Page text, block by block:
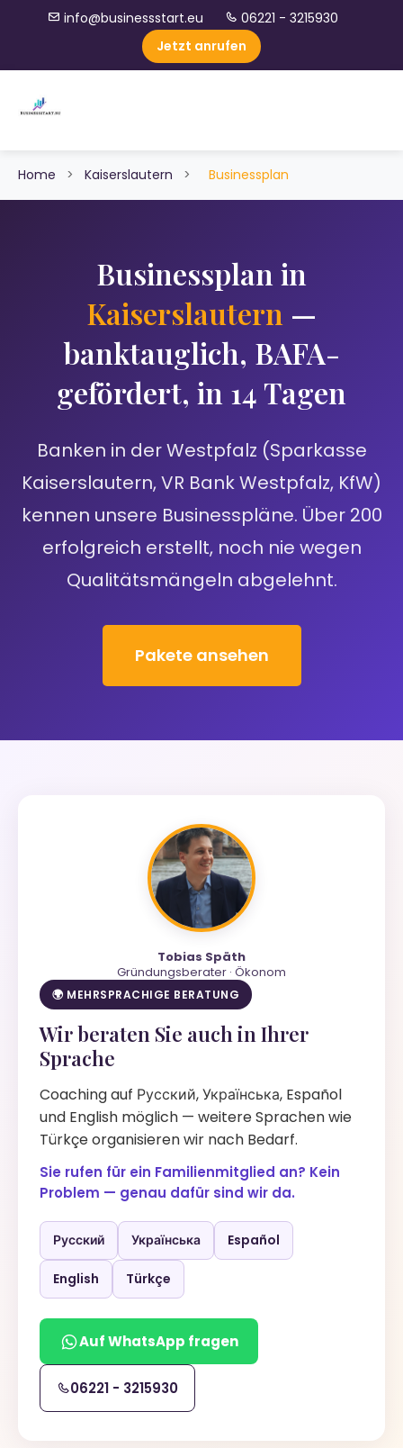
info@businessstart.eu
06221 - 3215930
Jetzt anrufen
Home > Kaiserslautern > Businessplan
Businessplan in
Kaiserslautern —
banktauglich, BAFA-
gefördert, in 14 Tagen
Banken in der Westpfalz (Sparkasse
Kaiserslautern, VR Bank Westpfalz, KfW)
kennen unsere Businesspläne. Über 200
erfolgreich erstellt, noch nie wegen
Qualitätsmängeln abgelehnt.
Pakete ansehen
Tobias Späth
Gründungsberater · Ökonom
🌍 MEHRSPRACHIGE BERATUNG
Wir beraten Sie auch in Ihrer
Sprache
Coaching auf Русский, Українська, Español
und English möglich — weitere Sprachen wie
Türkçe organisieren wir nach Bedarf.
Sie rufen für ein Familienmitglied an? Kein
Problem — genau dafür sind wir da.
Русский Українська Español
English Türkçe
Auf WhatsApp fragen
06221 - 3215930